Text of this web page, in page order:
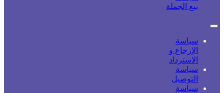
بيع الجملة
سياسة
الإرجاع و
الاسترداد
سياسة
التوصيل
سياسة